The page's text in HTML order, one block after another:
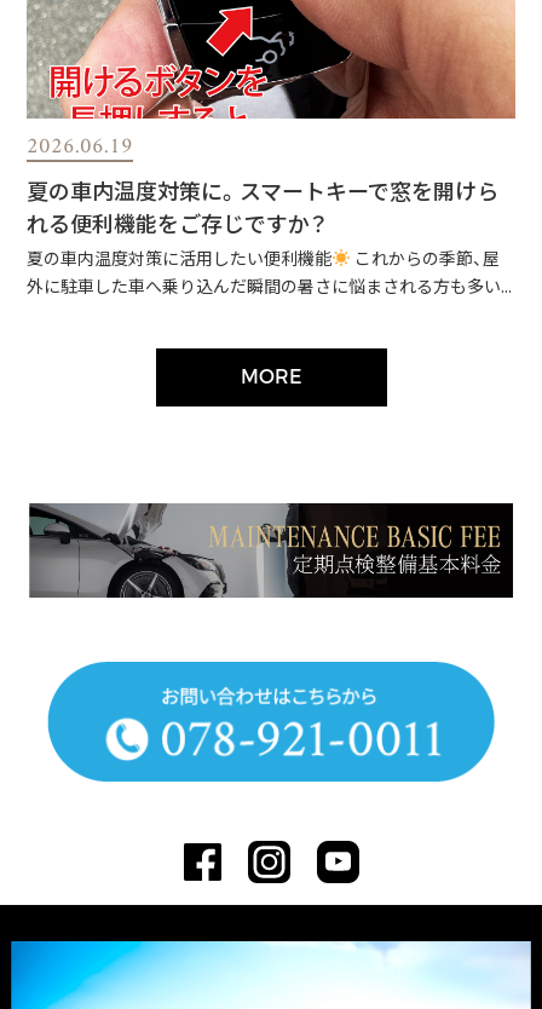
2026.06.19
夏の車内温度対策に。スマートキーで窓を開けら
れる便利機能をご存じですか？
夏の車内温度対策に活用したい便利機能
これからの季節、屋
外に駐車した車へ乗り込んだ瞬間の暑さに悩まされる方も多い...
MORE